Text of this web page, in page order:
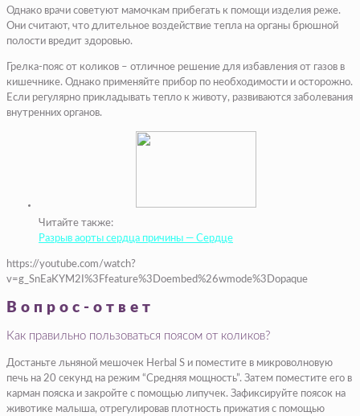
Однако врачи советуют мамочкам прибегать к помощи изделия реже.
Они считают, что длительное воздействие тепла на органы брюшной
полости вредит здоровью.
Грелка-пояс от коликов – отличное решение для избавления от газов в
кишечнике. Однако применяйте прибор по необходимости и осторожно.
Если регулярно прикладывать тепло к животу, развиваются заболевания
внутренних органов.
Читайте также:
Разрыв аорты сердца причины — Сердце
https://youtube.com/watch?
v=g_SnEaKYM2I%3Ffeature%3Doembed%26wmode%3Dopaque
Вопрос-ответ
Как правильно пользоваться поясом от коликов?
Достаньте льняной мешочек Herbal S и поместите в микроволновую
печь на 20 секунд на режим “Средняя мощность”. Затем поместите его в
карман пояска и закройте с помощью липучек. Зафиксируйте поясок на
животике малыша, отрегулировав плотность прижатия с помощью